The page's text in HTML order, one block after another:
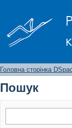
Головна сторінка
Пошук